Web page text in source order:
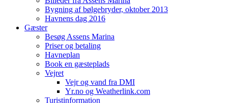
Bygning af bølgebryder, oktober 2013
Havnens dag 2016
Gæster
Besøg Assens Marina
Priser og betaling
Havneplan
Book en gæsteplads
Vejret
Vejr og vand fra DMI
Yr.no og Weatherlink.com
Turistinformation